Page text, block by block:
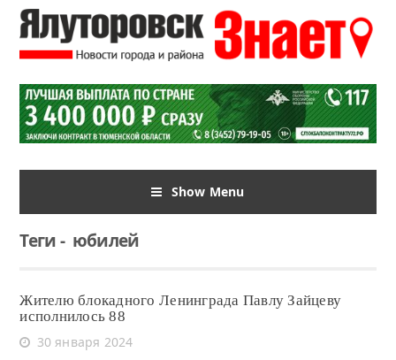
Show Menu
Теги-юбилей
Жителю блокадного Ленинграда Павлу Зайцеву
исполнилось 88
30 января 2024